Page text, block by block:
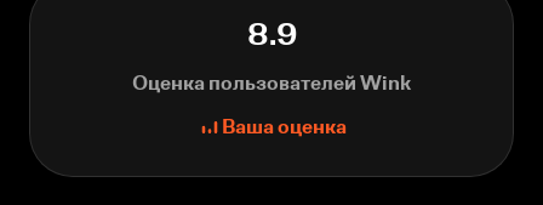
8.9
Оценка пользователей Wink
Ваша оценка